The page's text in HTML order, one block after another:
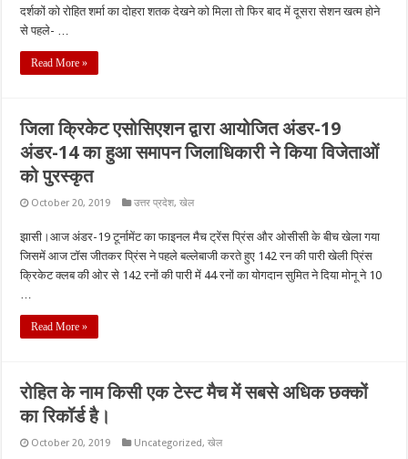
दर्शकों को रोहित शर्मा का दोहरा शतक देखने को मिला तो फिर बाद में दूसरा सेशन खत्म होने
से पहले- …
Read More »
जिला क्रिकेट एसोसिएशन द्वारा आयोजित अंडर-19
अंडर-14 का हुआ समापन जिलाधिकारी ने किया विजेताओं
को पुरस्कृत
October 20, 2019 उत्तर प्रदेश,खेल
झासी।आज अंडर-19 टूर्नामेंट का फाइनल मैच ट्रेंस प्रिंस और ओसीसी के बीच खेला गया
जिसमें आज टॉस जीतकर प्रिंस ने पहले बल्लेबाजी करते हुए 142 रन की पारी खेली प्रिंस
क्रिकेट क्लब की ओर से 142 रनों की पारी में 44 रनों का योगदान सुमित ने दिया मोनू ने 10
…
Read More »
रोहित के नाम किसी एक टेस्ट मैच में सबसे अधिक छक्कों
का रिकॉर्ड है।
October 20, 2019 Uncategorized,खेल